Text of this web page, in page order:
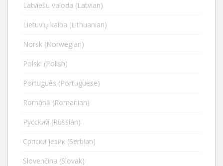
Latviešu valoda (Latvian)
Lietuvių kalba (Lithuanian)
Norsk (Norwegian)
Polski (Polish)
Português (Portuguese)
Română (Romanian)
Русский (Russian)
Cрпски језик (Serbian)
Slovenčina (Slovak)